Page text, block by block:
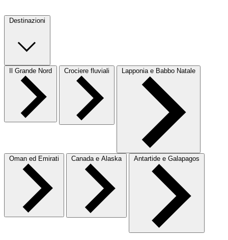
Destinazioni
Il Grande Nord Crociere fluviali Lapponia e Babbo Natale
Oman ed Emirati Canada e Alaska Antartide e Galapagos